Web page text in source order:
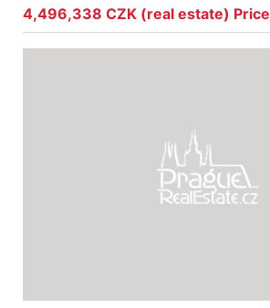
4,496,338 CZK (real estate) Price